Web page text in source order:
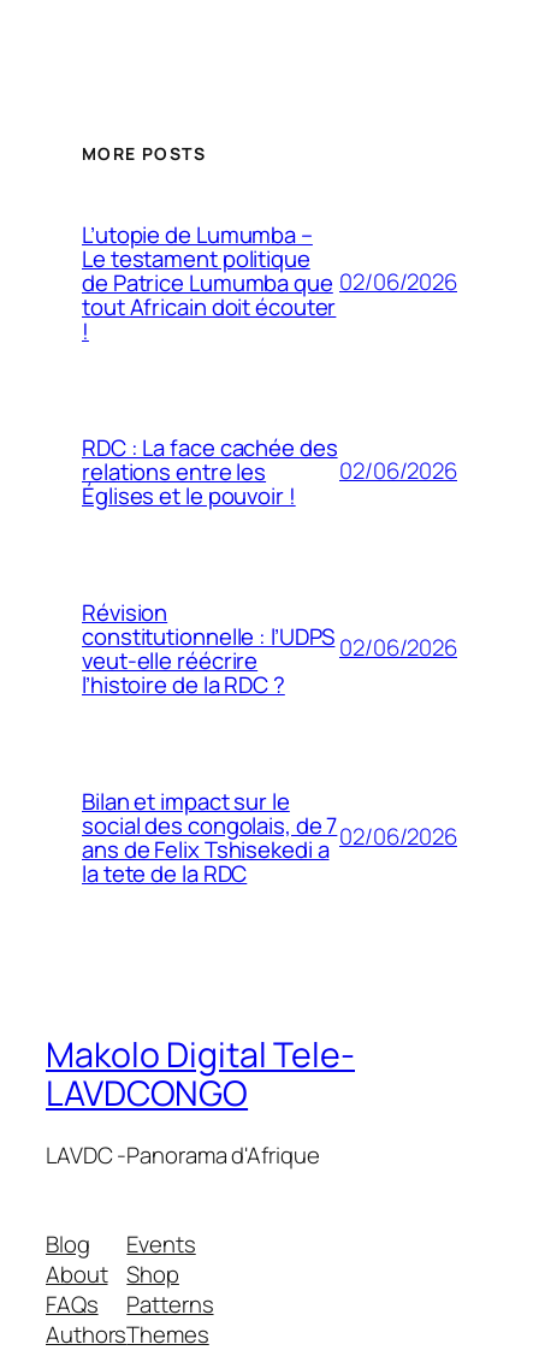
MORE POSTS
L’utopie de Lumumba –
Le testament politique
de Patrice Lumumba que
tout Africain doit écouter
!
02/06/2026
RDC : La face cachée des
relations entre les
Églises et le pouvoir !
02/06/2026
Révision
constitutionnelle : l’UDPS
veut-elle réécrire
l’histoire de la RDC ?
02/06/2026
Bilan et impact sur le
social des congolais, de 7
ans de Felix Tshisekedi a
la tete de la RDC
02/06/2026
Makolo Digital Tele-
LAVDCONGO
LAVDC -Panorama d'Afrique
Blog
About
FAQs
Authors
Events
Shop
Patterns
Themes